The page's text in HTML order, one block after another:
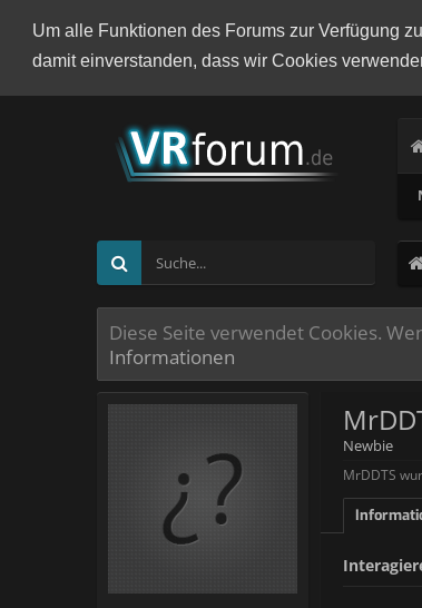
Um alle Funktionen des Forums zur Verfügung
damit einverstanden, dass wir Cookies
Diese Seite verwendet Cookies.
Informationen
Newbie
MrDDTS